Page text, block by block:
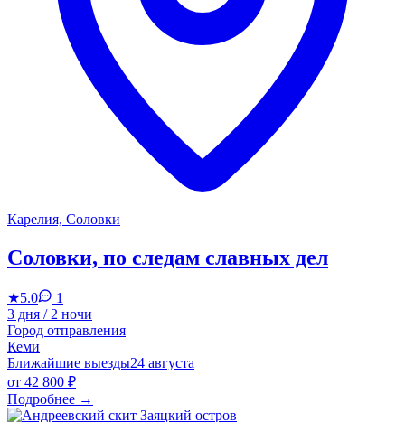
Карелия, Соловки
Соловки, по следам славных дел
★5.0
1
3 дня / 2 ночи
Город отправления
Кеми
Ближайшие выезды24 августа
от 42 800 ₽
Подробнее →